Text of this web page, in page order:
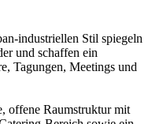
industriellen Stil spiegeln
und schaffen ein
Tagungen, Meetings und
offene Raumstruktur mit